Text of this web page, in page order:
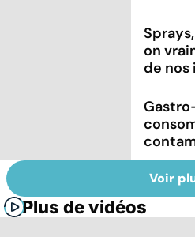
on
de nos
Voir
Plus de vidéos